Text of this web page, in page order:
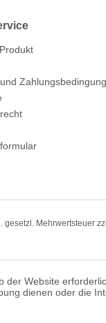
gesetzl. Mehrwertsteuer
Website
dienen oder die